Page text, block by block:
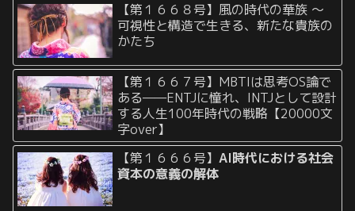
【第１６６８号】風の時代の華族 〜
可視性と構造で生きる、新たな貴族の
かたち
【第１６６７号】MBTIは思考OS論で
ある——ENTJに憧れ、INTJとして設計
する人生100年時代の戦略【20000文
字over】
【第１６６６号】AI時代における社会
資本の意義の解体